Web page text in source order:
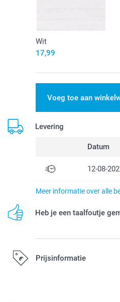
Wit
17,99
Voeg toe aan
Levering
Datum
12-08-
Meer informatie over alle
Heb je een taalfoutje
Prijsinformatie